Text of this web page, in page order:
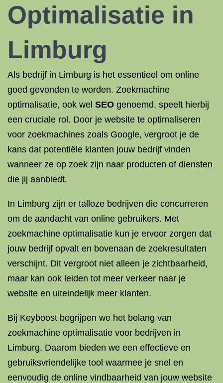
Optimalisatie in
Limburg
Als bedrijf in Limburg is het essentieel om online
goed gevonden te worden. Zoekmachine
optimalisatie, ook wel SEO genoemd, speelt hierbij
een cruciale rol. Door je website te optimaliseren
voor zoekmachines zoals Google, vergroot je de
kans dat potentiële klanten jouw bedrijf vinden
wanneer ze op zoek zijn naar producten of diensten
die jij aanbiedt.
In Limburg zijn er talloze bedrijven die concurreren
om de aandacht van online gebruikers. Met
zoekmachine optimalisatie kun je ervoor zorgen dat
jouw bedrijf opvalt en bovenaan de zoekresultaten
verschijnt. Dit vergroot niet alleen je zichtbaarheid,
maar kan ook leiden tot meer verkeer naar je
website en uiteindelijk meer klanten.
Bij Keyboost begrijpen we het belang van
zoekmachine optimalisatie voor bedrijven in
Limburg. Daarom bieden we een effectieve en
gebruiksvriendelijke tool waarmee je snel en
eenvoudig de online vindbaarheid van jouw website